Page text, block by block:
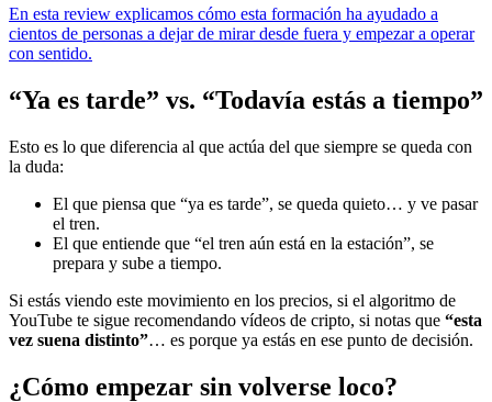
En esta review explicamos cómo esta formación ha ayudado a
cientos de personas a dejar de mirar desde fuera y empezar a operar
con sentido.
“Ya es tarde” vs. “Todavía estás a tiempo”
Esto es lo que diferencia al que actúa del que siempre se queda con
la duda:
El que piensa que “ya es tarde”, se queda quieto… y ve pasar
el tren.
El que entiende que “el tren aún está en la estación”, se
prepara y sube a tiempo.
Si estás viendo este movimiento en los precios, si el algoritmo de
YouTube te sigue recomendando vídeos de cripto, si notas que “esta
vez suena distinto”… es porque ya estás en ese punto de decisión.
¿Cómo empezar sin volverse loco?